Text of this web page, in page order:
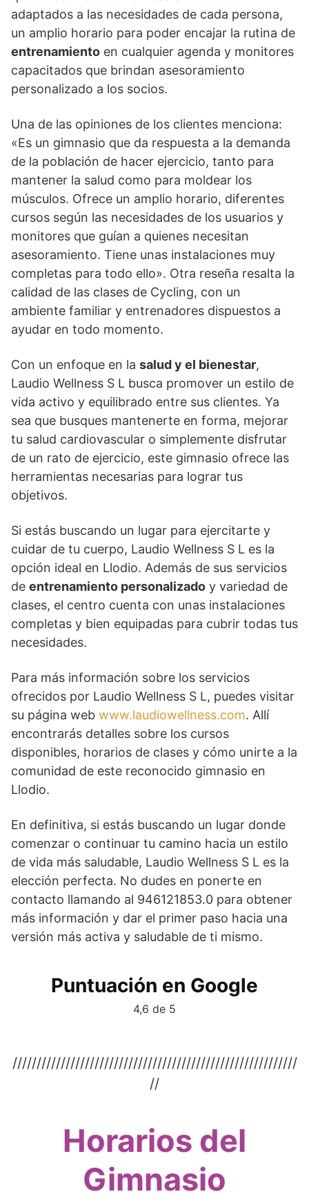
adaptados a las necesidades de cada persona,
un amplio horario para poder encajar la rutina de
entrenamiento en cualquier agenda y monitores
capacitados que brindan asesoramiento
personalizado a los socios.
Una de las opiniones de los clientes menciona:
«Es un gimnasio que da respuesta a la demanda
de la población de hacer ejercicio, tanto para
mantener la salud como para moldear los
músculos. Ofrece un amplio horario, diferentes
cursos según las necesidades de los usuarios y
monitores que guían a quienes necesitan
asesoramiento. Tiene unas instalaciones muy
completas para todo ello». Otra reseña resalta la
calidad de las clases de Cycling, con un
ambiente familiar y entrenadores dispuestos a
ayudar en todo momento.
Con un enfoque en la salud y el bienestar,
Laudio Wellness S L busca promover un estilo de
vida activo y equilibrado entre sus clientes. Ya
sea que busques mantenerte en forma, mejorar
tu salud cardiovascular o simplemente disfrutar
de un rato de ejercicio, este gimnasio ofrece las
herramientas necesarias para lograr tus
objetivos.
Si estás buscando un lugar para ejercitarte y
cuidar de tu cuerpo, Laudio Wellness S L es la
opción ideal en Llodio. Además de sus servicios
de entrenamiento personalizado y variedad de
clases, el centro cuenta con unas instalaciones
completas y bien equipadas para cubrir todas tus
necesidades.
Para más información sobre los servicios
ofrecidos por Laudio Wellness S L, puedes visitar
su página web www.laudiowellness.com. Allí
encontrarás detalles sobre los cursos
disponibles, horarios de clases y cómo unirte a la
comunidad de este reconocido gimnasio en
Llodio.
En definitiva, si estás buscando un lugar donde
comenzar o continuar tu camino hacia un estilo
de vida más saludable, Laudio Wellness S L es la
elección perfecta. No dudes en ponerte en
contacto llamando al 946121853.0 para obtener
más información y dar el primer paso hacia una
versión más activa y saludable de ti mismo.
Puntuación en Google
4,6 de 5
///////////////////////////////////////////////////////////
//
Horarios del
Gimnasio